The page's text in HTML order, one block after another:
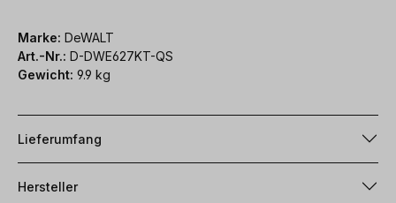
Marke: DeWALT
Art.-Nr.: D-DWE627KT-QS
Gewicht: 9.9 kg
Lieferumfang
Hersteller